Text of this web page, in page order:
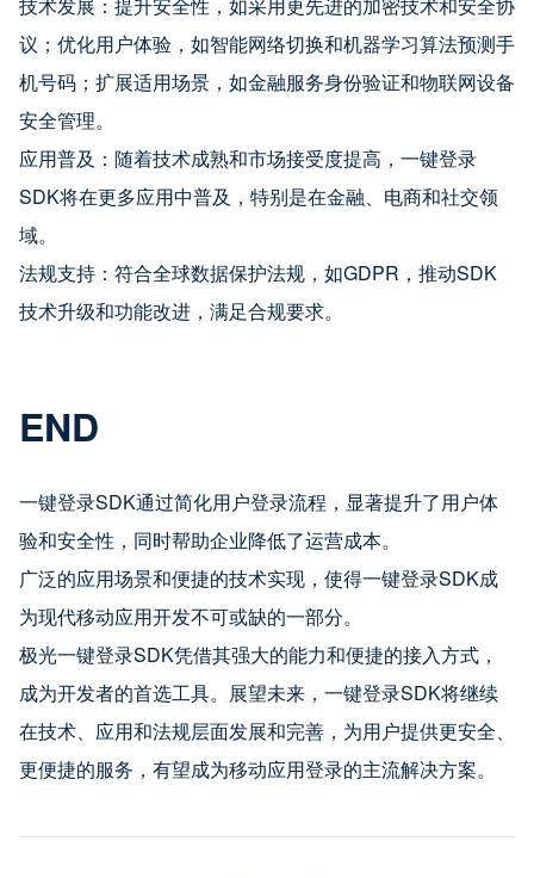
议；优化用户体验，如智能网络切换和机器学习算法预测手
机号码；扩展适用场景，如金融服务身份验证和物联网设备
安全管理。
应用普及：随着技术成熟和市场接受度提高，一键登录
SDK将在更多应用中普及，特别是在金融、电商和社交领
域。
法规支持：符合全球数据保护法规，如GDPR，推动SDK
技术升级和功能改进，满足合规要求。
END
一键登录SDK通过简化用户登录流程，显著提升了用户体
验和安全性，同时帮助企业降低了运营成本。
广泛的应用场景和便捷的技术实现，使得一键登录SDK成
为现代移动应用开发不可或缺的一部分。
极光一键登录SDK凭借其强大的能力和便捷的接入方式，
成为开发者的首选工具。展望未来，一键登录SDK将继续
在技术、应用和法规层面发展和完善，为用户提供更安全、
更便捷的服务，有望成为移动应用登录的主流解决方案。